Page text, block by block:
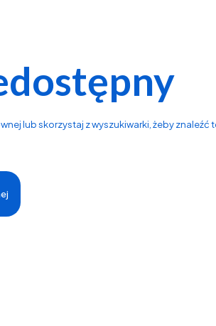
lub skorzystaj z wyszukiwarki, żeby znaleźć